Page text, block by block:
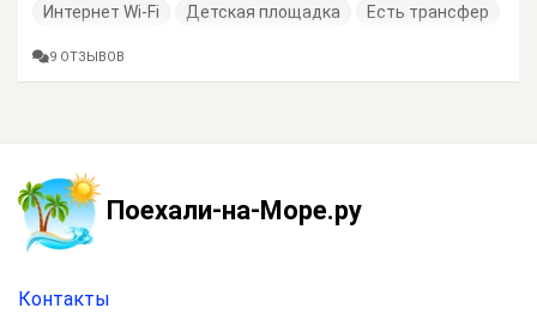
Интернет Wi-Fi Детская площадка Есть трансфер
9 ОТЗЫВОВ
Поехали-на-Море.ру
Контакты